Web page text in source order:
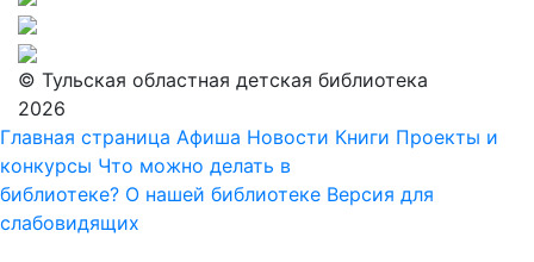
© Тульская областная детская библиотека
2026
Главная страница Афиша Новости Книги Проекты и
конкурсы Что можно делать в
библиотеке? О нашей библиотеке Версия для
слабовидящих